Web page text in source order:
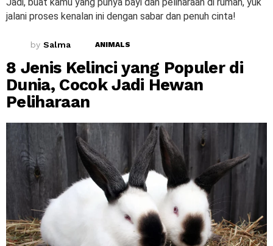
Jadi, buat kamu yang punya bayi dan peliharaan di rumah, yuk
jalani proses kenalan ini dengan sabar dan penuh cinta!
by Salma ANIMALS
8 Jenis Kelinci yang Populer di
Dunia, Cocok Jadi Hewan
Peliharaan